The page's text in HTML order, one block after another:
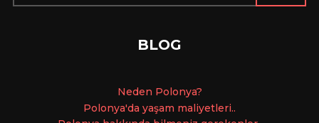
BLOG
Neden Polonya?
Polonya'da yaşam maliyetleri..